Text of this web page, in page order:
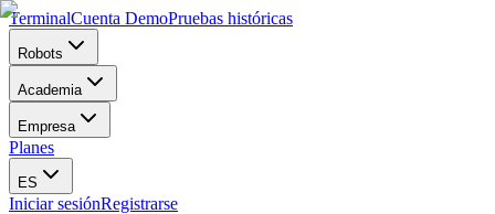
TerminalCuenta DemoPruebas históricas
Robots
Academia
Empresa
Planes
ES
Iniciar sesiónRegistrarse